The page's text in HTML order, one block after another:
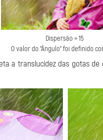
Dispersão = 15
O valor do "Ângulo" foi definido
a translucidez das gotas